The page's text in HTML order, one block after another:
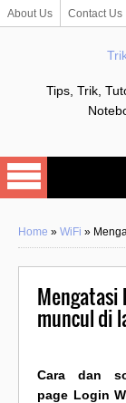
About Us Contact Us
Tips, Trik,
Home » WiFi »
Mengatasi
muncul di
Cara dan
page Login